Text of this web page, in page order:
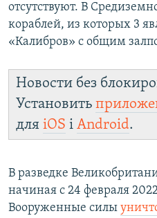
отсутствуют. В
кораблей, из которых 3
«Калибров» с общим
Новости без
Установить
для iOS і Android.
В разведке
начиная с 24 февраля
Вооруженные силы